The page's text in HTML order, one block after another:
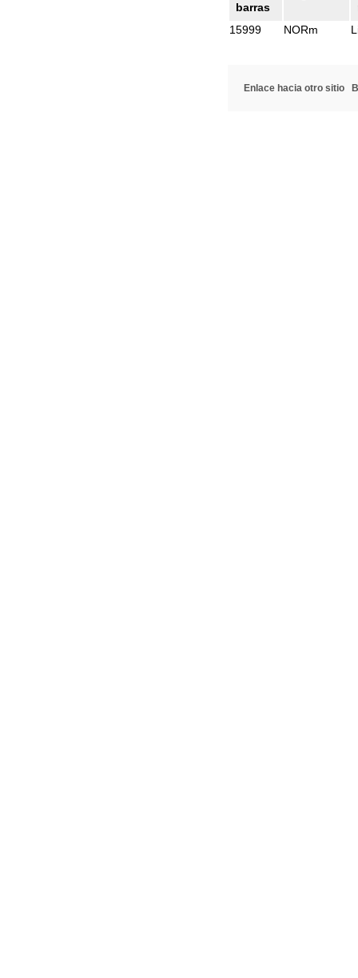
barras
15999
NORm
Enlace hacia otro sitio